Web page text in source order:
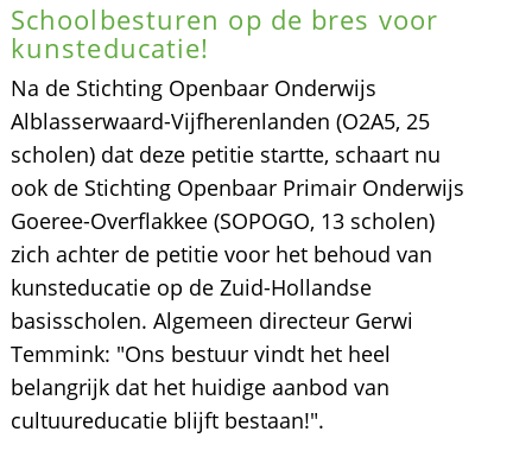
Schoolbesturen op de bres voor
kunsteducatie!
Na de Stichting Openbaar Onderwijs
Alblasserwaard-Vijfherenlanden (O2A5, 25
scholen) dat deze petitie startte, schaart nu
ook de Stichting Openbaar Primair Onderwijs
Goeree-Overflakkee (SOPOGO, 13 scholen)
zich achter de petitie voor het behoud van
kunsteducatie op de Zuid-Hollandse
basisscholen. Algemeen directeur Gerwi
Temmink: "Ons bestuur vindt het heel
belangrijk dat het huidige aanbod van
cultuureducatie blijft bestaan!".